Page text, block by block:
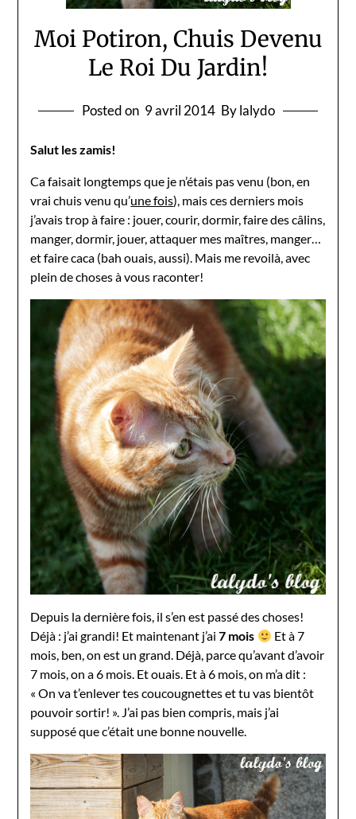
Moi Potiron, Chuis Devenu
Le Roi Du Jardin!
Posted on 9 avril 2014 By lalydo
Salut les zamis!
Ca faisait longtemps que je n’étais pas venu (bon, en
vrai chuis venu qu’une fois), mais ces derniers mois
j’avais trop à faire : jouer, courir, dormir, faire des câlins,
manger, dormir, jouer, attaquer mes maîtres, manger…
et faire caca (bah ouais, aussi). Mais me revoilà, avec
plein de choses à vous raconter!
Depuis la dernière fois, il s’en est passé des choses!
Déjà : j’ai grandi! Et maintenant j’ai7 mois
Et à 7
mois, ben, on est un grand. Déjà, parce qu’avant d’avoir
7 mois, on a 6 mois. Et ouais. Et à 6 mois, on m’a dit :
« On va t’enlever tes coucougnettes et tu vas bientôt
pouvoir sortir! ». J’ai pas bien compris, mais j’ai
supposé que c’était une bonne nouvelle.